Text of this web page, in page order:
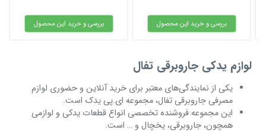
بررسی و خرید این محصول بررسی و خرید این محصول
لوازم یدکی جاروبرقی تفال
یکی از نمایندگی‌های معتبر برای خرید آنلاین و حضوری لوازم
مصرفی جاروبرقی تفال، مجموعه ای.پی یدک است.
این مجموعه فروشنده تخصصی انواع قطعات یدکی و لوازمی
همچون، جاروبرقی، یخچال و … است.